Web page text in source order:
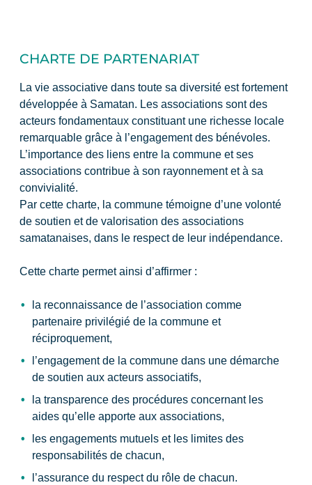
CHARTE DE PARTENARIAT
La vie associative dans toute sa diversité est fortement
développée à Samatan. Les associations sont des
acteurs fondamentaux constituant une richesse locale
remarquable grâce à l’engagement des bénévoles.
L’importance des liens entre la commune et ses
associations contribue à son rayonnement et à sa
convivialité.
Par cette charte, la commune témoigne d’une volonté
de soutien et de valorisation des associations
samatanaises, dans le respect de leur indépendance.
Cette charte permet ainsi d’affirmer :
la reconnaissance de l’association comme
partenaire privilégié de la commune et
réciproquement,
l’engagement de la commune dans une démarche
de soutien aux acteurs associatifs,
la transparence des procédures concernant les
aides qu’elle apporte aux associations,
les engagements mutuels et les limites des
responsabilités de chacun,
l’assurance du respect du rôle de chacun.